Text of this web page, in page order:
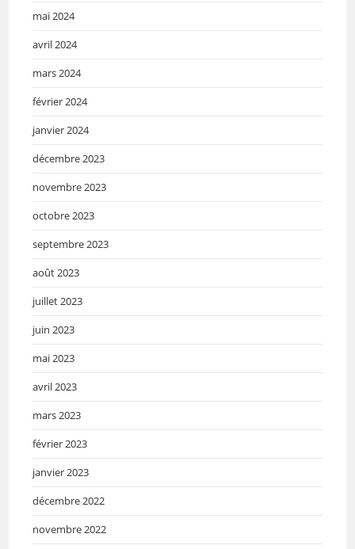
mai 2024
avril 2024
mars 2024
février 2024
janvier 2024
décembre 2023
novembre 2023
octobre 2023
septembre 2023
août 2023
juillet 2023
juin 2023
mai 2023
avril 2023
mars 2023
février 2023
janvier 2023
décembre 2022
novembre 2022